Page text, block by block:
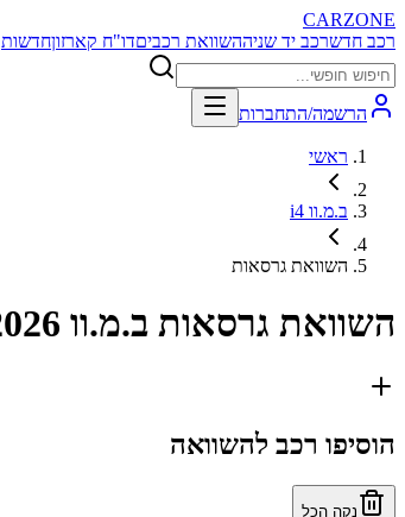
CARZONE
רכב חדשרכב יד שניההשוואת רכביםדו"ח קארזוןחדשות
הרשמה/התחברות
ראשי
ב.מ.וו i4
השוואת גרסאות
השוואת גרסאות ב.מ.וו i4 2026
הוסיפו רכב להשוואה
נקה הכל